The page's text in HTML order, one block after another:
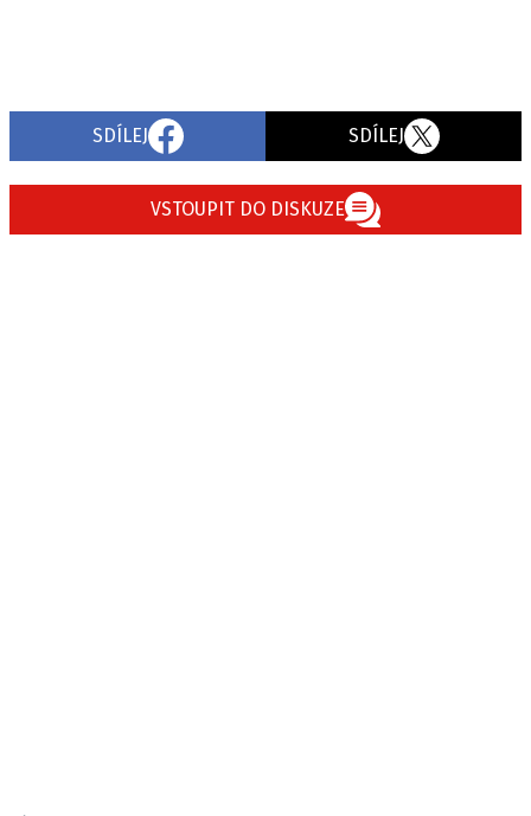
SDÍLEJ SDÍLEJ
VSTOUPIT DO DISKUZE